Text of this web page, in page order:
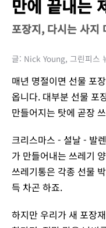
만에 끝내는
포장지, 다시는 사지
글: Nick Young, 그린피스
매년 명절이면 선물 포
옵니다. 대부분 선물 포
만들어지는 탓에 곧장
크리스마스 - 설날 - 발
가 만들어내는 쓰레기
쓰레기통은 각종 선물
득 차곤 하죠.
하지만 우리가 새 포장